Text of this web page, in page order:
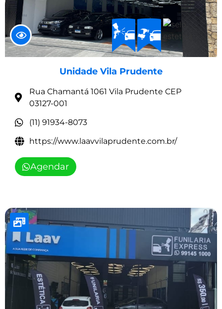
Unidade Vila Prudente
Rua Chamantá 1061 Vila Prudente CEP
03127-001
(11) 91934-8073
https://www.laavvilaprudente.com.br/
Agendar